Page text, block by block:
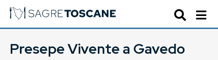
Presepe Vivente a Gavedo